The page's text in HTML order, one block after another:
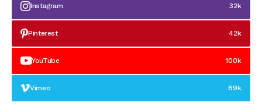
Instagram 32k
Pinterest 42k
YouTube 100k
Vimeo 89k